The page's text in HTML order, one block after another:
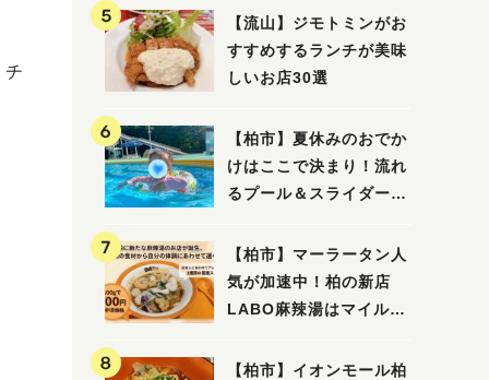
チ
【流山】ジモトミンがお
すすめするランチが美味
しいお店30選
【柏市】夏休みのおでか
けはここで決まり！流れ
るプール＆スライダーに
ル」を親子で満喫してき
ました！
【柏市】マーラータン人
気が加速中！柏の新店
LABO麻辣湯はマイルド
【柏市】イオンモール柏